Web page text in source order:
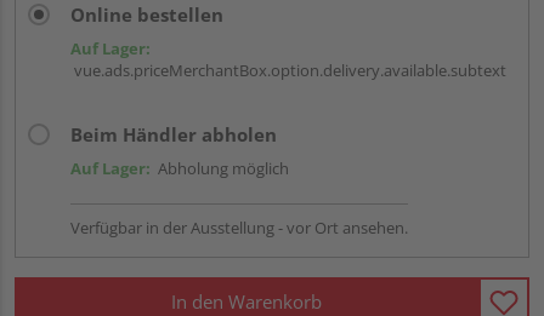
Online bestellen
Auf Lager:
vue.ads.priceMerchantBox.option.delivery.available.subtext
Beim Händler abholen
Auf Lager: Abholung möglich
Verfügbar in der Ausstellung - vor Ort ansehen.
In den Warenkorb